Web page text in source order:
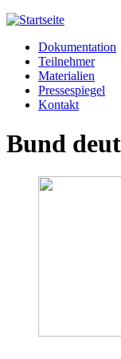
Jump to navigation
Meißner
Hauptmenü
Dokumentation
Teilnehmer
Materialien
Pressespiegel
Kontakt
Bund